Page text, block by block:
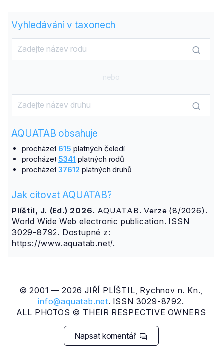
Vyhledávání v taxonech
nebo
AQUATAB obsahuje
procházet 615 platných čeledí
procházet 5341 platných rodů
procházet 37612 platných druhů
Jak citovat AQUATAB?
Plíštil, J. (Ed.) 2026. AQUATAB. Verze (8/2026).
World Wide Web electronic publication. ISSN
3029-8792. Dostupné z:
https://www.aquatab.net/.
© 2001 — 2026 JIŘÍ PLÍŠTIL, Rychnov n. Kn.,
info@aquatab.net. ISSN 3029-8792.
ALL PHOTOS © THEIR RESPECTIVE OWNERS
Napsat komentář